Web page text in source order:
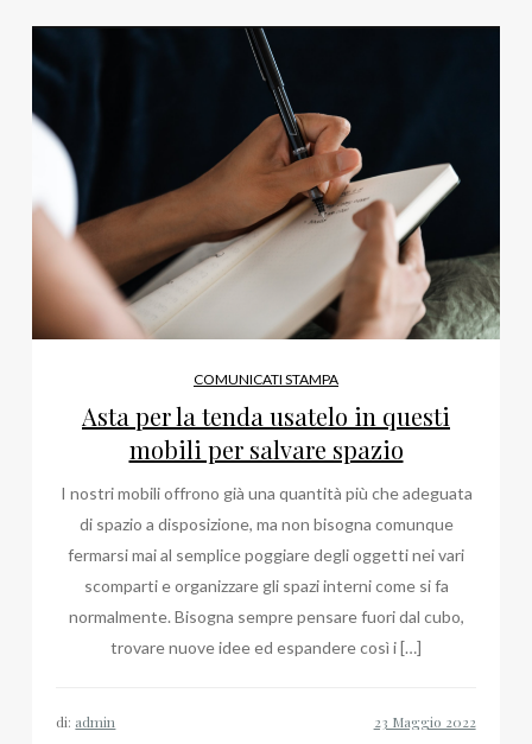
l’app
COMUNICATI STAMPA
Asta per la tenda usatelo in questi
mobili per salvare spazio
I nostri mobili offrono già una quantità più che adeguata
di spazio a disposizione, ma non bisogna comunque
fermarsi mai al semplice poggiare degli oggetti nei vari
scomparti e organizzare gli spazi interni come si fa
normalmente. Bisogna sempre pensare fuori dal cubo,
trovare nuove idee ed espandere così i […]
di: admin